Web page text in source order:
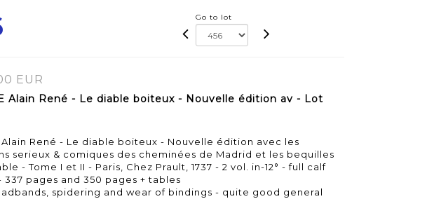
Go to lot
EUR
Alain René - Le diable boiteux - Nouvelle édition av - Lot
Alain René - Le diable boiteux - Nouvelle édition avec les
serieux & comiques des cheminées de Madrid et les bequilles
- Tome I et II - Paris, Chez Prault, 1737 - 2 vol. in-12° - full calf
337 pages and 350 pages + tables
spidering and wear of bindings - quite good general